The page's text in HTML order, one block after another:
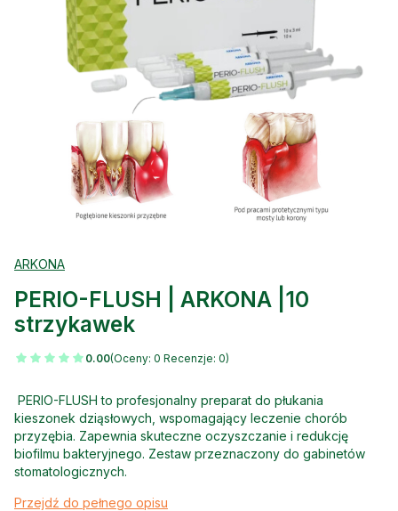
ARKONA
PERIO-FLUSH | ARKONA |10
strzykawek
0.00(Oceny: 0 Recenzje: 0)
PERIO-FLUSH to profesjonalny preparat do płukania
kieszonek dziąsłowych, wspomagający leczenie chorób
przyzębia. Zapewnia skuteczne oczyszczanie i redukcję
biofilmu bakteryjnego. Zestaw przeznaczony do gabinetów
stomatologicznych.
Przejdź do pełnego opisu